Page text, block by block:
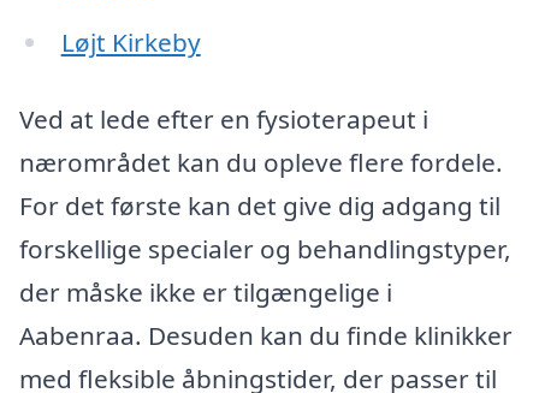
Løjt Kirkeby
Ved at lede efter en fysioterapeut i
nærområdet kan du opleve flere fordele.
For det første kan det give dig adgang til
forskellige specialer og behandlingstyper,
der måske ikke er tilgængelige i
Aabenraa. Desuden kan du finde klinikker
med fleksible åbningstider, der passer til